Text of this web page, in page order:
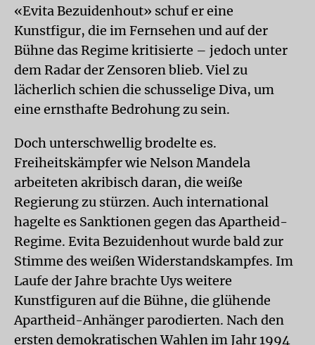
«Evita Bezuidenhout» schuf er eine
Kunstfigur, die im Fernsehen und auf der
Bühne das Regime kritisierte – jedoch unter
dem Radar der Zensoren blieb. Viel zu
lächerlich schien die schusselige Diva, um
eine ernsthafte Bedrohung zu sein.
Doch unterschwellig brodelte es.
Freiheitskämpfer wie Nelson Mandela
arbeiteten akribisch daran, die weiße
Regierung zu stürzen. Auch international
hagelte es Sanktionen gegen das Apartheid-
Regime. Evita Bezuidenhout wurde bald zur
Stimme des weißen Widerstandskampfes. Im
Laufe der Jahre brachte Uys weitere
Kunstfiguren auf die Bühne, die glühende
Apartheid-Anhänger parodierten. Nach den
ersten demokratischen Wahlen im Jahr 1994